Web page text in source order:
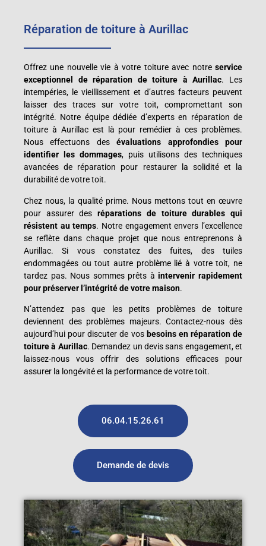
Réparation de toiture à Aurillac
Offrez une nouvelle vie à votre toiture avec notre service
exceptionnel de réparation de toiture à Aurillac. Les
intempéries, le vieillissement et d’autres facteurs peuvent
laisser des traces sur votre toit, compromettant son
intégrité. Notre équipe dédiée d’experts en réparation de
toiture à Aurillac est là pour remédier à ces problèmes.
Nous effectuons desévaluations approfondies pour
identifier les dommages, puis utilisons des techniques
avancées de réparation pour restaurer la solidité et la
durabilité de votre toit.
Chez nous, la qualité prime. Nous mettons tout en œuvre
pour assurer desréparations de toiture durables qui
résistent au temps. Notre engagement envers l’excellence
se reflète dans chaque projet que nous entreprenons à
Aurillac. Si vous constatez des fuites, des tuiles
endommagées ou tout autre problème lié à votre toit, ne
tardez pas. Nous sommes prêts àintervenir rapidement
pour préserver l’intégrité de votre maison.
N’attendez pas que les petits problèmes de toiture
deviennent des problèmes majeurs. Contactez-nous dès
aujourd’hui pour discuter de vos besoins en réparation de
toiture à Aurillac. Demandez un devis sans engagement, et
laissez-nous vous offrir des solutions efficaces pour
assurer la longévité et la performance de votre toit.
06.04.15.26.61
Demande de devis